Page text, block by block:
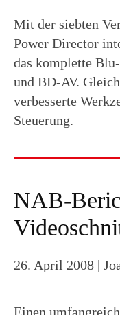
Mit der siebten
Power Director
das komplette
und BD-AV.
verbesserte
Steuerung.
NAB-
26. April 2008 |
Einen